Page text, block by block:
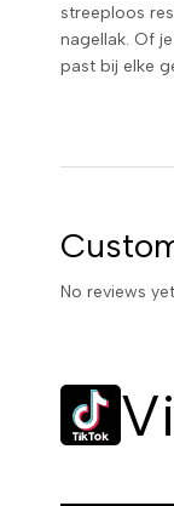
streeploos
nagellak. Of
past bij elke
No reviews